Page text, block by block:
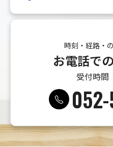
時刻・経路・
お電話で
受付時間
052-